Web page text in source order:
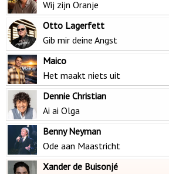
Wij zijn Oranje
Otto Lagerfett
Gib mir deine Angst
Maico
Het maakt niets uit
Dennie Christian
Ai ai Olga
Benny Neyman
Ode aan Maastricht
Xander de Buisonjé